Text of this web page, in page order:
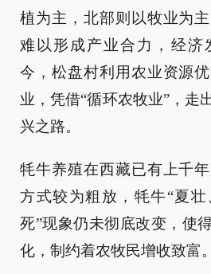
植为主，北部则以牧业为
难以形成产业合力，经济
今，松盘村利用农业资源
业，凭借“循环农牧业”，走
兴之路。
牦牛养殖在西藏已有上千
方式较为粗放，牦牛“夏
死”现象仍未彻底改变，使
化，制约着农牧民增收致富。